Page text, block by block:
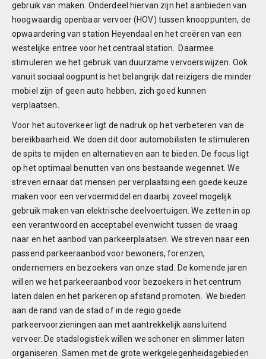
gebruik van maken. Onderdeel hiervan zijn het aanbieden van
hoogwaardig openbaar vervoer (HOV) tussen knooppunten, de
opwaardering van station Heyendaal en het creëren van een
westelijke entree voor het centraal station. Daarmee
stimuleren we het gebruik van duurzame vervoerswijzen. Ook
vanuit sociaal oogpunt is het belangrijk dat reizigers die minder
mobiel zijn of geen auto hebben, zich goed kunnen
verplaatsen.
Voor het autoverkeer ligt de nadruk op het verbeteren van de
bereikbaarheid. We doen dit door automobilisten te stimuleren
de spits te mijden en alternatieven aan te bieden. De focus ligt
op het optimaal benutten van ons bestaande wegennet. We
streven ernaar dat mensen per verplaatsing een goede keuze
maken voor een vervoermiddel en daarbij zoveel mogelijk
gebruik maken van elektrische deelvoertuigen. We zetten in op
een verantwoord en acceptabel evenwicht tussen de vraag
naar en het aanbod van parkeerplaatsen. We streven naar een
passend parkeeraanbod voor bewoners, forenzen,
ondernemers en bezoekers van onze stad. De komende jaren
willen we het parkeeraanbod voor bezoekers in het centrum
laten dalen en het parkeren op afstand promoten. We bieden
aan de rand van de stad of in de regio goede
parkeervoorzieningen aan met aantrekkelijk aansluitend
vervoer. De stadslogistiek willen we schoner en slimmer laten
organiseren. Samen met de grote werkgelegenheidsgebieden